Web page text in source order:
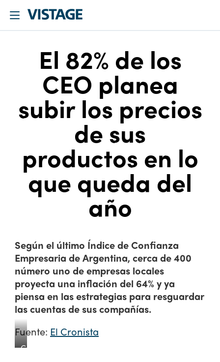
El 82% de los
CEO planea
subir los precios
de sus
productos en lo
que queda del
año
Según el último Índice de Confianza
Empresaria de Argentina, cerca de 400
número uno de empresas locales
proyecta una inflación del 64% y ya
piensa en las estrategias para resguardar
las cuentas de sus compañías.
Fuente: El Cronista
C